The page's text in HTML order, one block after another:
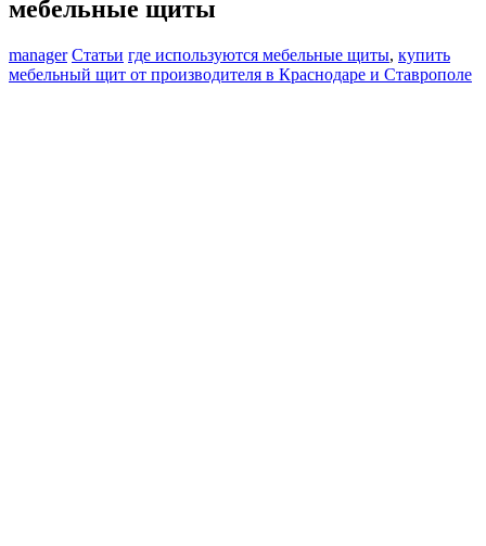
мебельные щиты
manager Статьи где используются мебельные щиты, купить
мебельный щит от производителя в Краснодаре и Ставрополе